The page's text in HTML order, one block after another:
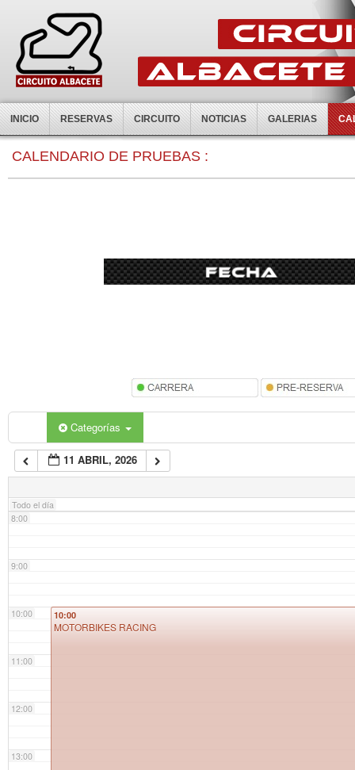
INICIO RESERVAS CIRCUITO NOTICIAS GALERIAS
CALENDARIO DE PRUEBAS :
Categorías
11 ABRIL, 2026
Todo el día
0:00
7:00
8:00
9:00
10:00
11:00
12:00
13:00
10:00
MOTORBIKES RACING